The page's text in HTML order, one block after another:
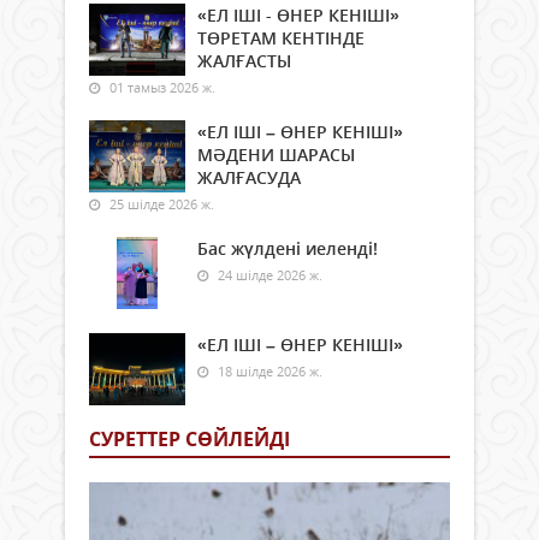
«ЕЛ ІШІ - ӨНЕР КЕНІШІ»
ТӨРЕТАМ КЕНТІНДЕ
ЖАЛҒАСТЫ
01 тамыз 2026 ж.
«ЕЛ ІШІ – ӨНЕР КЕНІШІ»
МӘДЕНИ ШАРАСЫ
ЖАЛҒАСУДА
25 шілде 2026 ж.
Бас жүлдені иеленді!
24 шілде 2026 ж.
«ЕЛ ІШІ – ӨНЕР КЕНІШІ»
18 шілде 2026 ж.
СУРЕТТЕР СӨЙЛЕЙДI